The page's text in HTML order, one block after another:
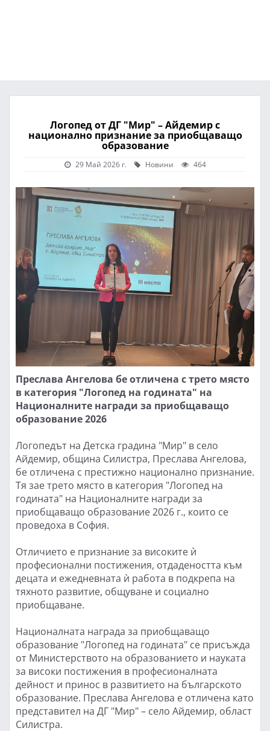
Логопед от ДГ "Мир" – Айдемир с
национално признание за приобщаващо
образование
29 Май 2026 г. Новини 464
Преслава Ангелова бе отличена с трето място
в категория "Логопед на годината" на
Националните награди за приобщаващо
образование 2026
Логопедът на Детска градина "Мир" в село
Айдемир, община Силистра, Преслава Ангелова,
бе отличена с престижно национално признание.
Тя зае трето място в категория "Логопед на
годината" на Националните награди за
приобщаващо образование 2026 г., които се
проведоха в София.
Отличието е признание за високите ѝ
професионални постижения, отдадеността към
децата и ежедневната ѝ работа в подкрепа на
тяхното развитие, общуване и социално
приобщаване.
Националната награда за приобщаващо
образование "Логопед на годината" се присъжда
от Министерството на образованието и науката
за високи постижения в професионалната
дейност и принос в развитието на българското
образование. Преслава Ангелова е отличена като
представител на ДГ "Мир" – село Айдемир, област
Силистра.